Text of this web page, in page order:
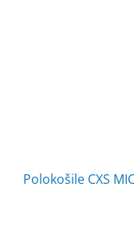
Polokošile CXS